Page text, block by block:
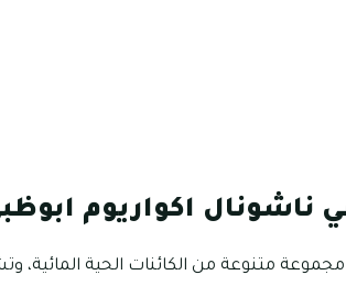
ناشونال اكواريوم
متنوعة من الكائنات الحية المائية،